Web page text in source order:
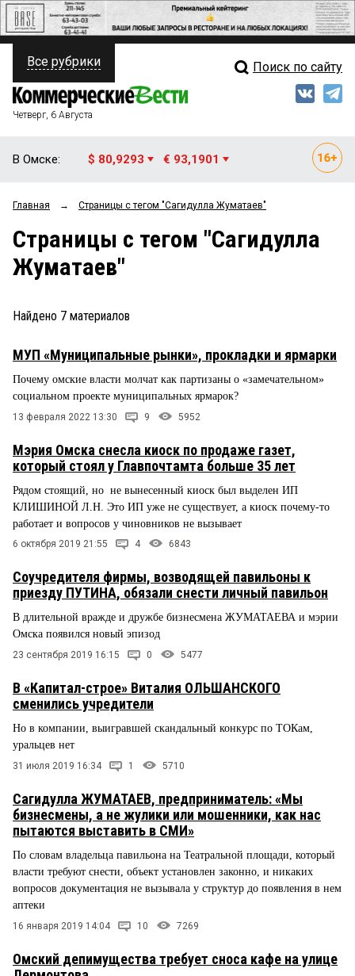
ПОЛИТИКА
ФИНАНСЫ
ОБЩЕСТВО
ЗАКОН
НОВОСТИ КОМПАНИЙ
ПРОИСШЕСТВИЯ
СТИЛЬ ЖИЗНИ
Свежий выпуск
Мнения
Рейтинги
Все рубрики Поиск по сайту
Четверг, 6 Августа
В Омске: $ 80,9293 € 93,1901
Главная → Страницы c тегом "Сагидулла Жуматаев"
Страницы c тегом "Сагидулла
Жуматаев"
Найдено 7 материалов
МУП «Муниципальные рынки», прокладки и ярмарки
Почему омские власти молчат как партизаны о «замечательном»
социальном проекте муниципальных ярмарок?
13 февраля 2022 13:30 9 5952
Мэрия Омска снесла киоск по продаже газет,
который стоял у Главпочтамта больше 35 лет
Рядом стоящий, но не вынесенный киоск был выделен ИП
КЛИШИНОЙ Л.Н. Это ИП уже не существует, а киоск почему-то
работает и вопросов у чиновников не вызывает
6 октября 2019 21:55 4 6843
Соучредителя фирмы, возводящей павильоны к
приезду ПУТИНА, обязали снести личный павильон
В длительной вражде и дружбе бизнесмена ЖУМАТАЕВА и мэрии
Омска появился новый эпизод
23 сентября 2019 16:15 0 5477
В «Капитал-строе» Виталия ОЛЬШАНСКОГО
сменились учредители
Но в компании, выигравшей скандальный конкурс по ТОКам,
уральцев нет
31 июля 2019 16:34 1 5710
Сагидулла ЖУМАТАЕВ, предприниматель: «Мы
бизнесмены, а не жулики или мошенники, как нас
пытаются выставить в СМИ»
По словам владельца павильона на Театральной площади, который
власти требуют снести, объект установлен законно, и никаких
вопросов документация не вызывала у структур до появления в нем
аптеки
16 января 2019 14:04 10 7269
Омский депимущества требует сноса кафе на улице